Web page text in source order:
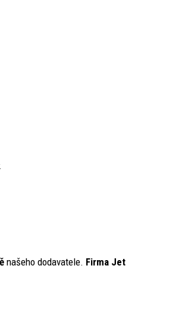
našeho dodavatele. Firma Jet